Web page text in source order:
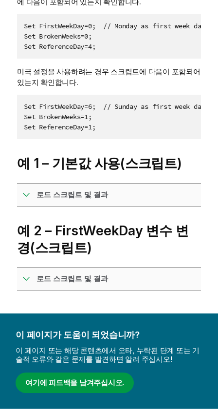
Set FirstWeekDay=0;  // Monday as first week day
Set BrokenWeeks=0;
Set ReferenceDay=4;
미국 설정을 사용하려는 경우 스크립트에 다음이 포함되어
있는지 확인합니다.
Set FirstWeekDay=6;  // Sunday as first week day
Set BrokenWeeks=1;
Set ReferenceDay=1;
예 1 – 기본값 사용(스크립트)
로드 스크립트 및 결과
예 2 – FirstWeekDay 변수 변
경(스크립트)
로드 스크립트 및 결과
이 페이지가 도움이 되었습니까?
이 페이지 또는 해당 콘텐츠에서 오타, 누락된 단계 또는 기
술적 오류와 같은 문제를 발견하면 알려 주십시오!
여기에 피드백을 남겨주십시오.